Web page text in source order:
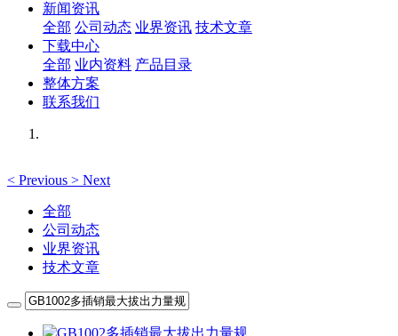
新闻资讯
全部 公司动态 业界资讯 技术文章
下载中心
全部 业内资料 产品目录
整体方案
联系我们
< Previous > Next
全部
公司动态
业界资讯
技术文章